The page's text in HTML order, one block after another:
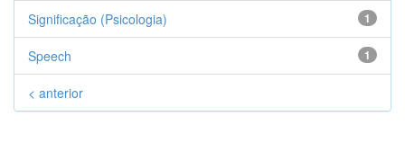
1
Significação (Psicologia)
1
Speech
< anterior